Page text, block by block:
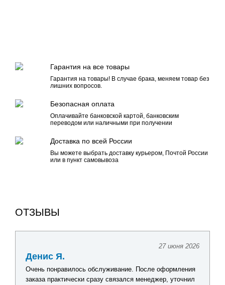
Гарантия на все товары
Гарантия на товары! В случае брака, меняем товар без
лишних вопросов.
Безопасная оплата
Оплачивайте банковской картой, банковским
переводом или наличными при получении
Доставка по всей России
Вы можете выбрать доставку курьером, Почтой России
или в пункт самовывоза
ОТЗЫВЫ
27 июня 2026
Денис Я.
Очень понравилось обслуживание. После оформления
заказа практически сразу связался менеджер, уточнил